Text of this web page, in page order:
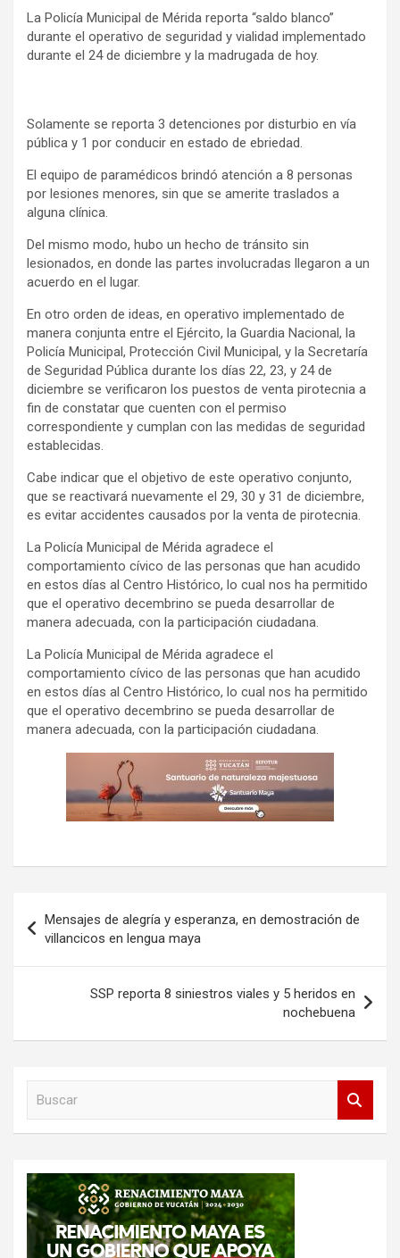
La Policía Municipal de Mérida reporta “saldo blanco”
durante el operativo de seguridad y vialidad implementado
durante el 24 de diciembre y la madrugada de hoy.
Solamente se reporta 3 detenciones por disturbio en vía
pública y 1 por conducir en estado de ebriedad.
El equipo de paramédicos brindó atención a 8 personas
por lesiones menores, sin que se amerite traslados a
alguna clínica.
Del mismo modo, hubo un hecho de tránsito sin
lesionados, en donde las partes involucradas llegaron a un
acuerdo en el lugar.
En otro orden de ideas, en operativo implementado de
manera conjunta entre el Ejército, la Guardia Nacional, la
Policía Municipal, Protección Civil Municipal, y la Secretaría
de Seguridad Pública durante los días 22, 23, y 24 de
diciembre se verificaron los puestos de venta pirotecnia a
fin de constatar que cuenten con el permiso
correspondiente y cumplan con las medidas de seguridad
establecidas.
Cabe indicar que el objetivo de este operativo conjunto,
que se reactivará nuevamente el 29, 30 y 31 de diciembre,
es evitar accidentes causados por la venta de pirotecnia.
La Policía Municipal de Mérida agradece el
comportamiento cívico de las personas que han acudido
en estos días al Centro Histórico, lo cual nos ha permitido
que el operativo decembrino se pueda desarrollar de
manera adecuada, con la participación ciudadana.
La Policía Municipal de Mérida agradece el
comportamiento cívico de las personas que han acudido
en estos días al Centro Histórico, lo cual nos ha permitido
que el operativo decembrino se pueda desarrollar de
manera adecuada, con la participación ciudadana.
de
entradas
Mensajes de alegría y esperanza, en demostración de
villancicos en lengua maya
SSP reporta 8 siniestros viales y 5 heridos en
nochebuena
r